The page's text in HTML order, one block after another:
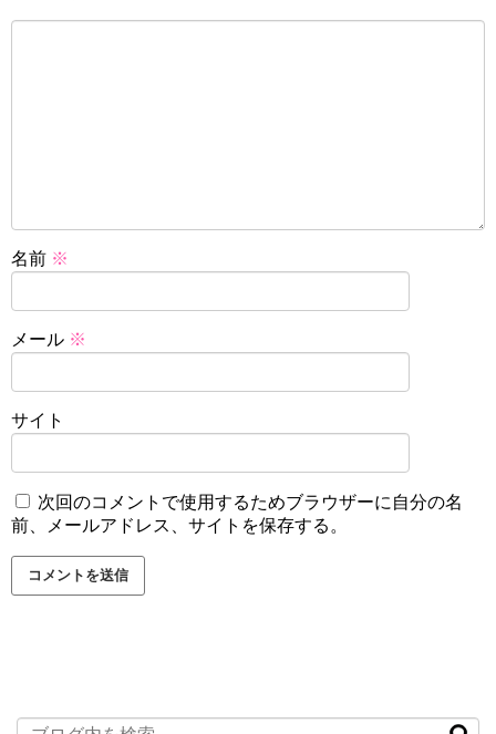
名前 ※
メール ※
サイト
次回のコメントで使用するためブラウザーに自分の名
前、メールアドレス、サイトを保存する。